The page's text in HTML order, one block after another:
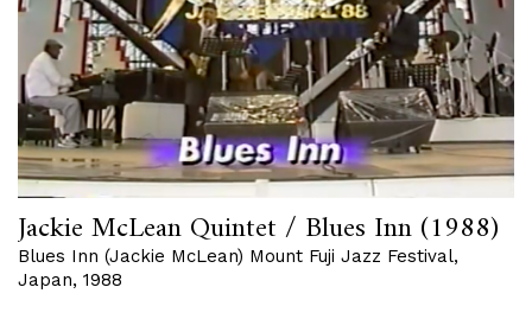
Jackie McLean Quintet / Blues Inn (1988)
Blues Inn (Jackie McLean) Mount Fuji Jazz Festival,
Japan, 1988